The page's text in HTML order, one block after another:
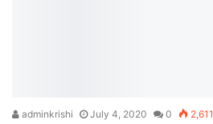
adminkrishi July 4, 2020 0 2,611